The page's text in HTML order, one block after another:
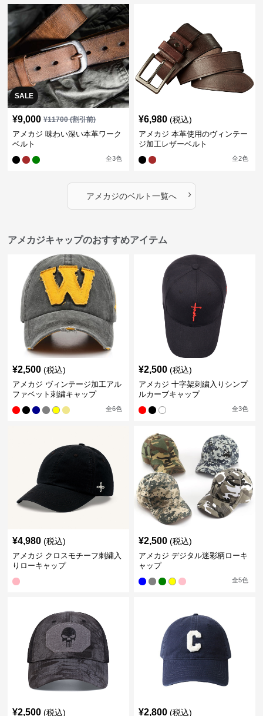
SALE
¥9,000 ¥11700(割引前)
アメカジ 味わい深い本革ワーク
ベルト
全3色
¥6,980 (税込)
アメカジ 本革使用のヴィンテー
ジ加工レザーベルト
全2色
アメカジのベルト一覧へ ›
アメカジキャップのおすすめアイテム
¥2,500 (税込)
アメカジ ヴィンテージ加工アル
ファベット刺繍キャップ
全6色
¥2,500 (税込)
アメカジ 十字架刺繍入りシンプ
ルカーブキャップ
全3色
¥4,980 (税込)
アメカジ クロスモチーフ刺繍入
りローキャップ
¥2,500 (税込)
アメカジ デジタル迷彩柄ローキ
ャップ
全5色
¥2,500 (税込) ¥2,800 (税込)